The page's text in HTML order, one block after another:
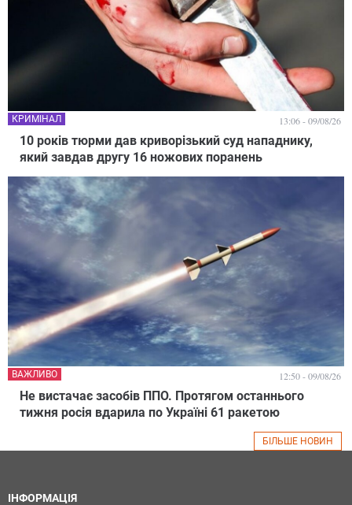
10 років тюрми дав криворізький суд нападнику,
який завдав другу 16 ножових поранень
КРИМІНАЛ 13:06 - 09/08/26
Не вистачає засобів ППО. Протягом останнього
тижня росія вдарила по Україні 61 ракетою
ВАЖЛИВО 12:50 - 09/08/26
БІЛЬШЕ НОВИН
ІНФОРМАЦІЯ